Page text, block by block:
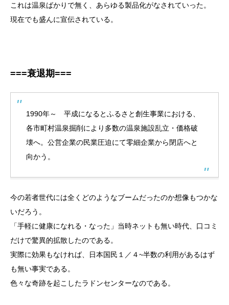
これは温泉ばかりで無く、あらゆる製品化がなされていった。
現在でも盛んに宣伝されている。
===衰退期===
1990年～ 平成になるとふるさと創生事業における、
各市町村温泉掘削により多数の温泉施設乱立・価格破
壊へ。公営企業の民業圧迫にて零細企業から閉店へと
向かう。
今の若者世代には全くどのようなブームだったのか想像もつかな
いだろう。
「手軽に健康になれる・なった」当時ネットも無い時代、口コミ
だけで驚異的拡散したのである。
実際に効果もなければ、日本国民１／４~半数の利用があるはず
も無い事実である。
色々な奇跡を起こしたラドンセンターなのである。